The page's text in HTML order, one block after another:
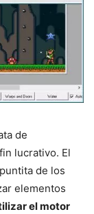
de
lucrativo. El
de los
elementos
el motor